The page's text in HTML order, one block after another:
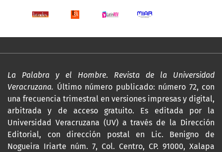
La Palabra y el Hombre. Revista de la Universidad
Veracruzana. Último número publicado: número 72, con
una frecuencia trimestral en versiones impresas y digital,
arbitrada y de acceso gratuito. Es editada por la
Universidad Veracruzana (UV) a través de la Dirección
Editorial, con dirección postal en Lic. Benigno de
Nogueira Iriarte núm. 7, Col. Centro, CP. 91000, Xalapa